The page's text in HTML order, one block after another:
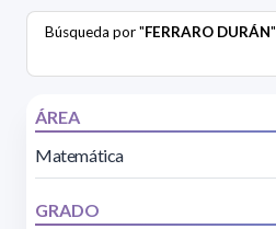
Búsqueda por "FERRARO DURÁN"
ÁREA
Matemática
GRADO